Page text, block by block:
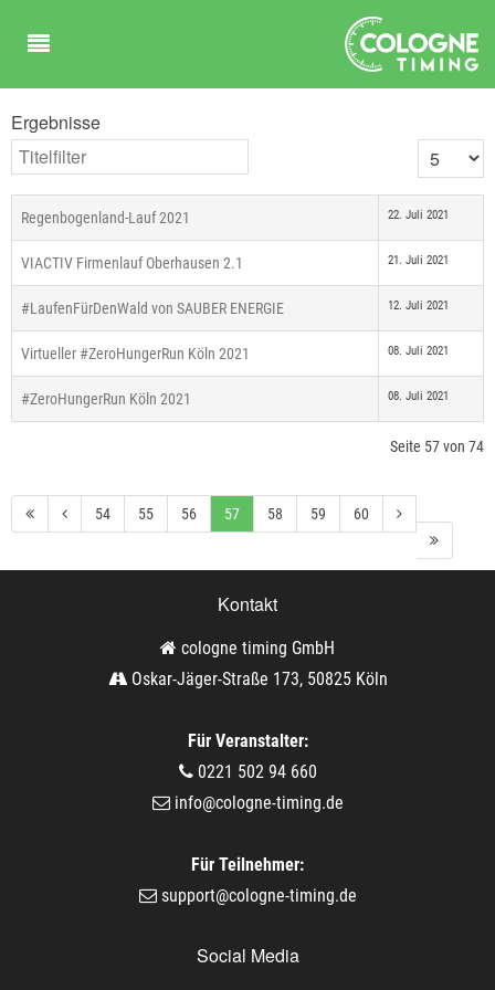
Ergebnisse
Titelfilter Anzeige #
Regenbogenland-Lauf 2021 22. Juli 2021
VIACTIV Firmenlauf Oberhausen 2.1 21. Juli 2021
#LaufenFürDenWald von SAUBER ENERGIE 12. Juli 2021
Virtueller #ZeroHungerRun Köln 2021 08. Juli 2021
#ZeroHungerRun Köln 2021 08. Juli 2021
Seite 57 von 74
54 55 56 57 58 59 60
Kontakt
cologne timing GmbH
Oskar-Jäger-Straße 173, 50825 Köln
Für Veranstalter:
0221 502 94 660
info@cologne-timing.de
Für Teilnehmer:
support@cologne-timing.de
Social Media